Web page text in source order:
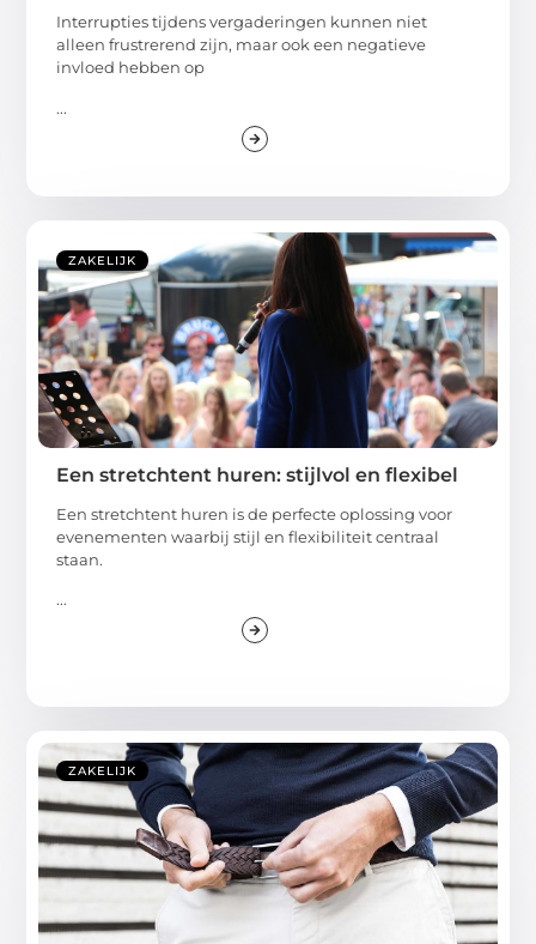
Interrupties tijdens vergaderingen kunnen niet
alleen frustrerend zijn, maar ook een negatieve
invloed hebben op
...
ZAKELIJK
Een stretchtent huren: stijlvol en flexibel
Een stretchtent huren is de perfecte oplossing voor
evenementen waarbij stijl en flexibiliteit centraal
staan.
...
ZAKELIJK